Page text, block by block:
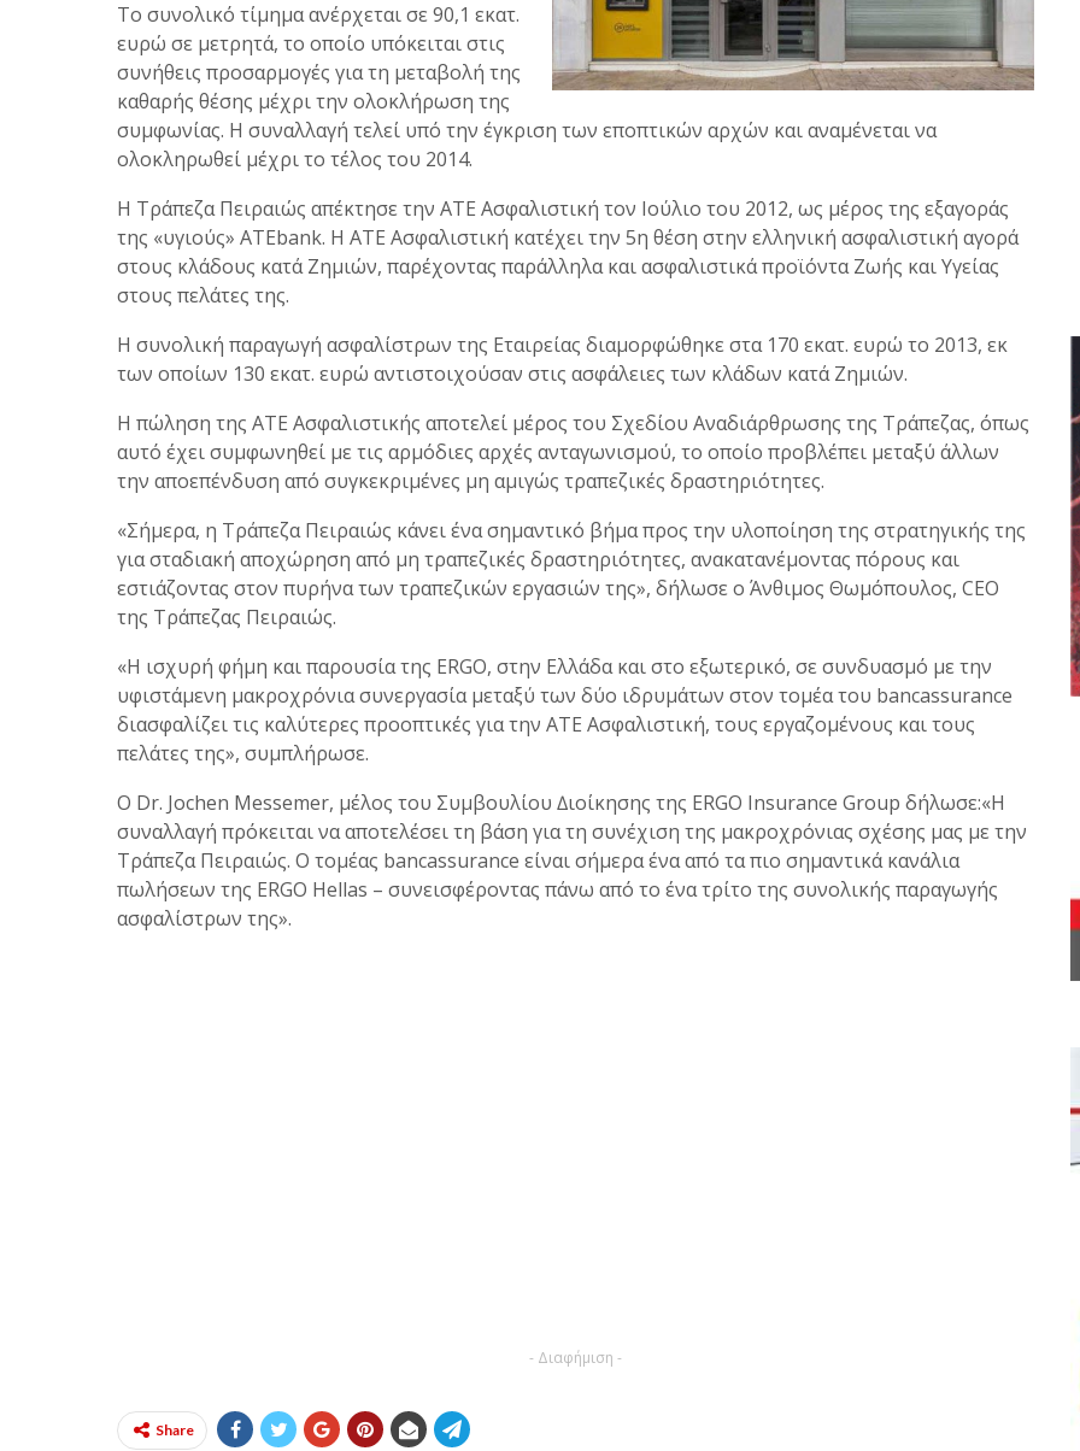
Το συνολικό τίμημα ανέρχεται σε 90,1 εκατ.
ευρώ σε μετρητά, το οποίο υπόκειται στις
συνήθεις προσαρμογές για τη μεταβολή της
καθαρής θέσης μέχρι την ολοκλήρωση της
συμφωνίας. Η συναλλαγή τελεί υπό την έγκριση των εποπτικών αρχών και αναμένεται να
ολοκληρωθεί μέχρι το τέλος του 2014.
Η Τράπεζα Πειραιώς απέκτησε την ΑΤΕ Ασφαλιστική τον Ιούλιο του 2012, ως μέρος της εξαγοράς
της «υγιούς» ΑΤΕbank. Η ΑΤΕ Ασφαλιστική κατέχει την 5η θέση στην ελληνική ασφαλιστική αγορά
στους κλάδους κατά Ζημιών, παρέχοντας παράλληλα και ασφαλιστικά προϊόντα Ζωής και Υγείας
στους πελάτες της.
Η συνολική παραγωγή ασφαλίστρων της Εταιρείας διαμορφώθηκε στα 170 εκατ. ευρώ το 2013, εκ
των οποίων 130 εκατ. ευρώ αντιστοιχούσαν στις ασφάλειες των κλάδων κατά Ζημιών.
Η πώληση της ΑΤΕ Ασφαλιστικής αποτελεί μέρος του Σχεδίου Αναδιάρθρωσης της Τράπεζας, όπως
αυτό έχει συμφωνηθεί με τις αρμόδιες αρχές ανταγωνισμού, το οποίο προβλέπει μεταξύ άλλων
την αποεπένδυση από συγκεκριμένες μη αμιγώς τραπεζικές δραστηριότητες.
«Σήμερα, η Τράπεζα Πειραιώς κάνει ένα σημαντικό βήμα προς την υλοποίηση της στρατηγικής της
για σταδιακή αποχώρηση από μη τραπεζικές δραστηριότητες, ανακατανέμοντας πόρους και
εστιάζοντας στον πυρήνα των τραπεζικών εργασιών της», δήλωσε ο Άνθιμος Θωμόπουλος, CEO
της Τράπεζας Πειραιώς.
«Η ισχυρή φήμη και παρουσία της ERGO, στην Ελλάδα και στο εξωτερικό, σε συνδυασμό με την
υφιστάμενη μακροχρόνια συνεργασία μεταξύ των δύο ιδρυμάτων στον τομέα του bancassurance
διασφαλίζει τις καλύτερες προοπτικές για την ΑΤΕ Ασφαλιστική, τους εργαζομένους και τους
πελάτες της», συμπλήρωσε.
Ο Dr. Jochen Messemer, μέλος του Συμβουλίου ∆ιοίκησης της ERGO Insurance Group δήλωσε:«Η
συναλλαγή πρόκειται να αποτελέσει τη βάση για τη συνέχιση της μακροχρόνιας σχέσης μας με την
Τράπεζα Πειραιώς. Ο τομέας bancassurance είναι σήμερα ένα από τα πιο σημαντικά κανάλια
πωλήσεων της ERGO Hellas – συνεισφέροντας πάνω από το ένα τρίτο της συνολικής παραγωγής
ασφαλίστρων της».
- Διαφήμιση -
Share